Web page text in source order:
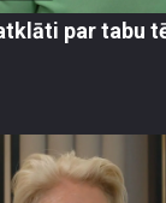
par tabu